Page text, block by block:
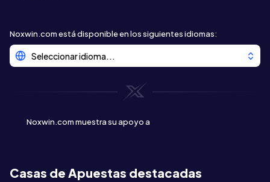
Casas de Apuestas destacadas
Noxwin.com está disponible en los siguientes idiomas:
Seleccionar idioma...
Noxwin.com muestra su apoyo a